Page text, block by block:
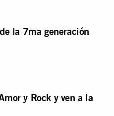
la 7ma generación
y Rock y ven a la